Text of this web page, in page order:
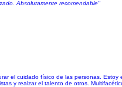
Absolutamente recomendable"
el cuidado físico de las personas.
y realzar el talento de otros.